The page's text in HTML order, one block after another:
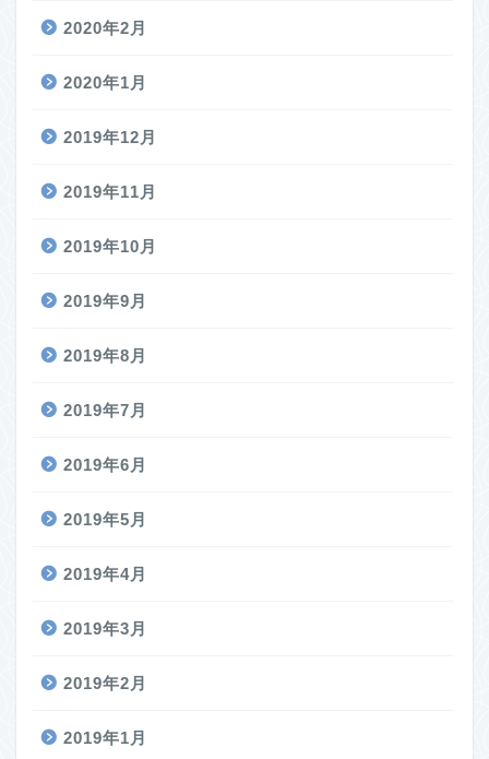
2020年2月
2020年1月
2019年12月
2019年11月
2019年10月
2019年9月
2019年8月
2019年7月
2019年6月
2019年5月
2019年4月
2019年3月
2019年2月
2019年1月